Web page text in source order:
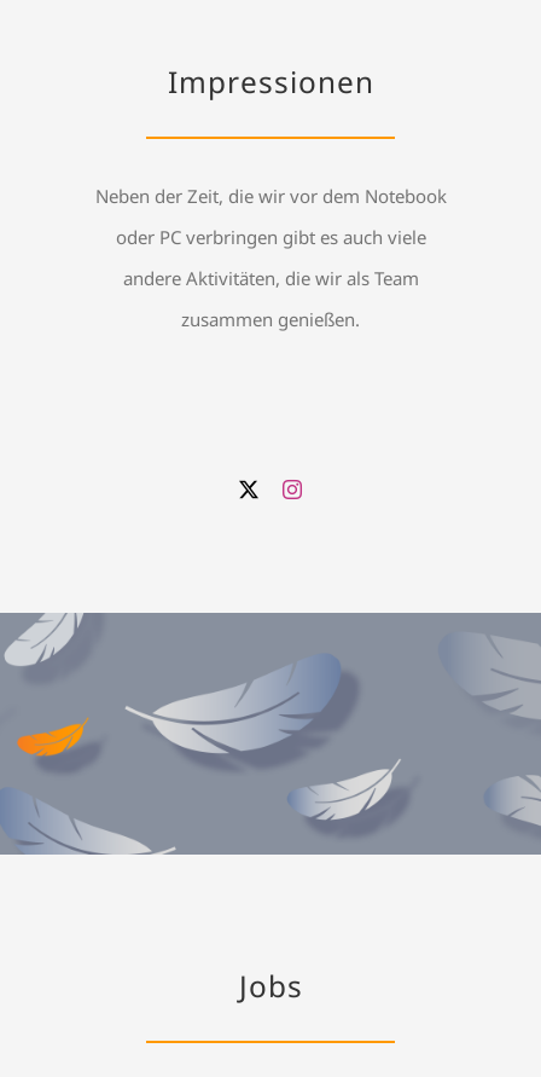
Impressionen
Neben der Zeit, die wir vor dem Notebook
oder PC verbringen gibt es auch viele
andere Aktivitäten, die wir als Team
zusammen genießen.
Jobs